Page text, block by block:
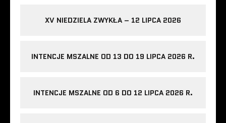
XV NIEDZIELA ZWYKŁA – 12 LIPCA 2026
INTENCJE MSZALNE OD 13 DO 19 LIPCA 2026 R.
INTENCJE MSZALNE OD 6 DO 12 LIPCA 2026 R.